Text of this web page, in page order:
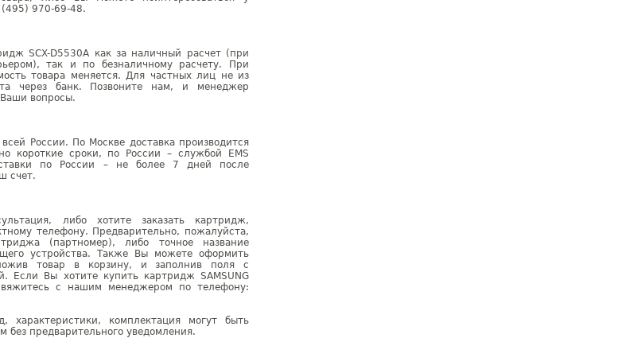
970-69-48.
SCX-D5530A как за наличный расчет (при
так и по безналичному расчету. При
товара меняется. Для частных лиц не из
через банк. Позвоните нам, и менеджер
вопросы.
России. По Москве доставка производится
короткие сроки, по России – службой EMS
по России – не более 7 дней после
счет.
либо хотите заказать картридж,
телефону. Предварительно, пожалуйста,
(партномер), либо точное название
устройства. Также Вы можете оформить
товар в корзину, и заполнив поля с
Если Вы хотите купить картридж SAMSUNG
с нашим менеджером по телефону:
характеристики, комплектация могут быть
без предварительного уведомления.